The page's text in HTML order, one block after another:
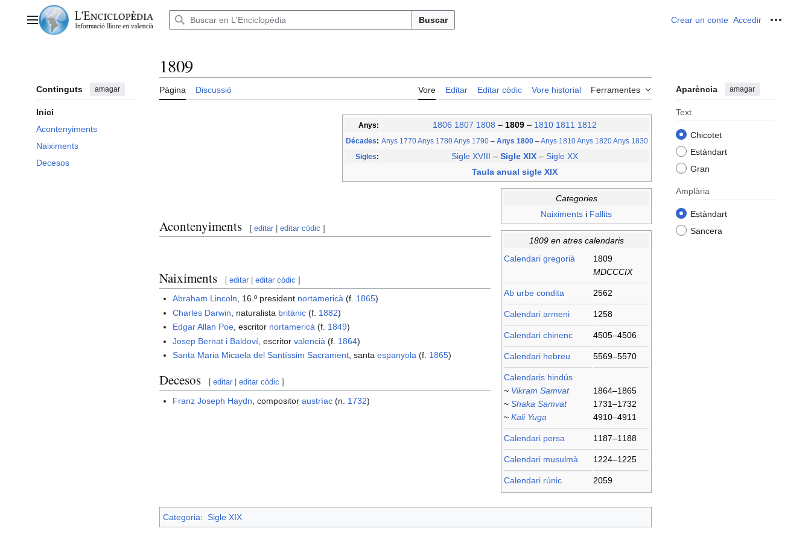
contingutMenú principal Buscar Crear un conte Accedir
Continguts amagar
Inici
Acontenyiments
Naiximents
Decesos
1809
Pàgina Discussió Vore Editar Editar còdic Vore historial Ferramentes Aparència amagar
Text
Chicotet
Estàndart
Gran
Amplària
Estàndart
Sancera
Anys: 1806 1807 1808 – 1809 – 1810 1811 1812
Décades: Anys 1770Anys 1780Anys 1790 – Anys 1800 –Anys 1810Anys 1820Anys 1830
Sigles: Sigle XVIII – Sigle XIX – Sigle XX
Taula anual sigle XIX
Categories
Naiximents i Fallits
1809 en atres calendaris
Calendari gregorià
1809
MDCCCIX
Ab urbe condita 2562
Calendari armeni 1258
Calendari chinenc 4505–4506
Calendari hebreu 5569–5570
Calendaris hindús
~ Vikram Samvat
~ Shaka Samvat
~ Kali Yuga
1864–1865
1731–1732
4910–4911
Calendari persa 1187–1188
Calendari musulmà 1224–1225
Calendari rúnic 2059
Acontenyiments [ editar |editar còdic ]
Naiximents [ editar |editar còdic ]
Abraham Lincoln, 16.º president nortamericà (f. 1865)
Charles Darwin , naturalista britànic (f. 1882)
Edgar Allan Poe, escritor nortamericà (f. 1849)
Josep Bernat i Baldoví , escritorvalencià (f. 1864)
Santa Maria Micaela del Santíssim Sacrament , santaespanyola (f. 1865)
Decesos [ editar |editar còdic ]
Franz Joseph Haydn , compositoraustríac (n. 1732)
Categoria: Sigle XIX